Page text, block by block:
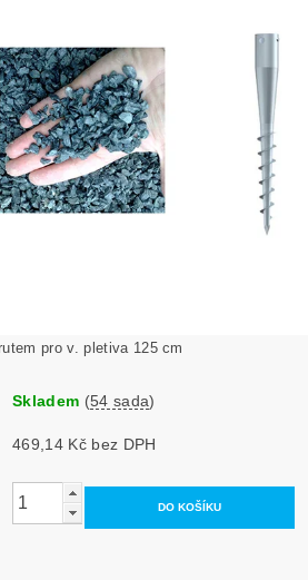
pro v. pletiva 125 cm
Skladem (54 sada)
469,14 Kč bez DPH